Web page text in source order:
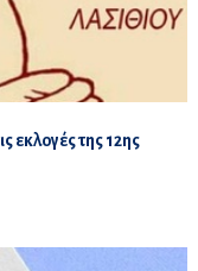
εκλογές της 12ης